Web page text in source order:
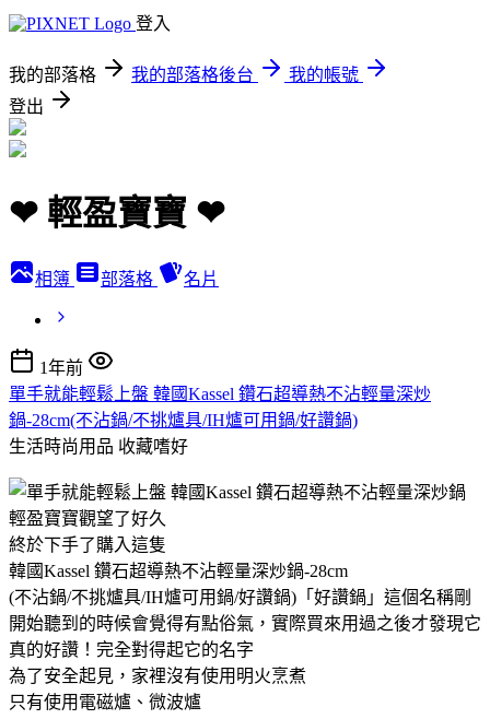
登入
我的部落格 我的部落格後台
我的帳號
登出
❤ 輕盈寶寶 ❤
相簿 部落格 名片
1年前
單手就能輕鬆上盤 韓國Kassel 鑽石超導熱不沾輕量深炒
鍋-28cm(不沾鍋/不挑爐具/IH爐可用鍋/好讚鍋)
生活時尚用品 收藏嗜好
輕盈寶寶觀望了好久
終於下手了購入這隻
韓國Kassel 鑽石超導熱不沾輕量深炒鍋-28cm
(不沾鍋/不挑爐具/IH爐可用鍋/好讚鍋)「好讚鍋」這個名稱剛
開始聽到的時候會覺得有點俗氣，實際買來用過之後才發現它
真的好讚！完全對得起它的名字
為了安全起見，家裡沒有使用明火烹煮
只有使用電磁爐、微波爐